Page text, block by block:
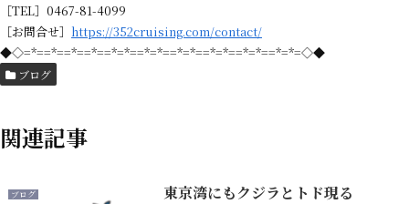
［TEL］0467-81-4099
［お問合せ］ https://352cruising.com/contact/
◆◇=*==*==*==*==*=*==*=*==*=*==*=*==*=*==*=*=◇◆
ブログ
関連記事
ブログ 東京湾にもクジラとトド現る